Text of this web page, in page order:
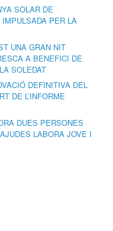
SOLAR DE
PER LA
UNA GRAN NIT
A BENEFICI DE
SOLEDAT
DEFINITIVA DEL
DE L’INFORME
DUES PERSONES
LABORA JOVE I